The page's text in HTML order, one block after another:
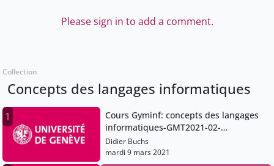
Please sign in to add a comment.
Collection
Concepts des langages informatiques
1
Cours Gyminf: concepts des langages
informatiques-GMT2021-02-
27T07:47:13Z
Didier Buchs
mardi 9 mars 2021